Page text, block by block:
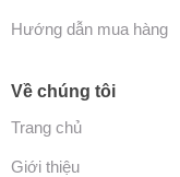
Hướng dẫn mua hàng
Về chúng tôi
Trang chủ
Giới thiệu